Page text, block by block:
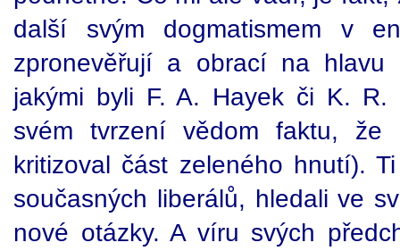
další svým dogmatismem v
zpronevěřují a obrací na hlavu
jakými byli F. A. Hayek či K.
svém tvrzení vědom faktu, že
kritizoval část zeleného hnutí).
současných liberálů, hledali ve
nové otázky. A víru svých